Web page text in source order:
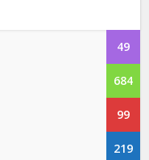
49
684
99
219